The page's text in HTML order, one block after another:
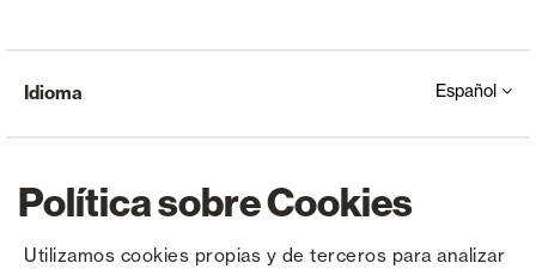
Política sobre Cookies
Utilizamos cookies propias y de terceros para analizar
Idioma Español